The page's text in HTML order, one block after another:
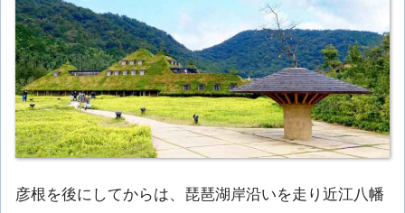
彦根を後にしてからは、琵琶湖岸沿いを走り近江八幡